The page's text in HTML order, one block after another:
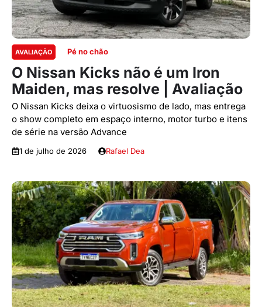
AVALIAÇÃO Pé no chão
O Nissan Kicks não é um Iron
Maiden, mas resolve | Avaliação
O Nissan Kicks deixa o virtuosismo de lado, mas entrega
o show completo em espaço interno, motor turbo e itens
de série na versão Advance
1 de julho de 2026 Rafael Dea